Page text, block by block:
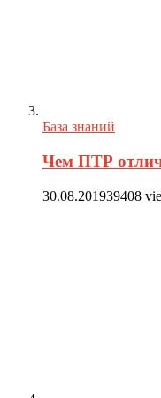
База знаний
Чем ПТР
30.08.201939408